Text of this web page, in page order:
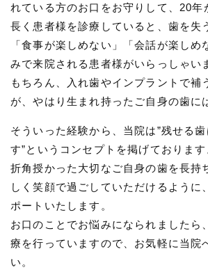
れている方のお口をお守りして、20年
長く患者様を診療していると、歯を失
「食事が楽しめない」「会話が楽しめ
みで来院される患者様がいらっしゃい
もちろん、入れ歯やインプラントで補
が、やはり生まれ持ったご自身の歯に
そういった経験から、当院は”残せる
す”というコンセプトを掲げております
折角授かった大切なご自身の歯を長持
しく笑顔で過ごしていただけるように
ポートいたします。
お口のことでお悩みになられましたら
療を行っていますので、お気軽に当院
い。